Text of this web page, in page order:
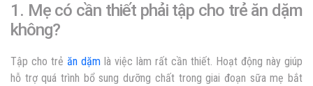
1. Mẹ có cần thiết phải tập cho trẻ ăn dặm
không?
Tập cho trẻ ăn dặm là việc làm rất cần thiết. Hoạt động này giúp
hỗ trợ quá trình bổ sung dưỡng chất trong giai đoạn sữa mẹ bắt